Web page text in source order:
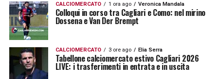
CALCIOMERCATO 1 ora ago Veronica Mandala
Colloqui in corso tra Cagliari e Como: nel mirino
Dossena e Van Der Brempt
CALCIOMERCATO 3 ore ago Elia Serra
Tabellone calciomercato estivo Cagliari 2026
LIVE: i trasferimenti in entrata e in uscita